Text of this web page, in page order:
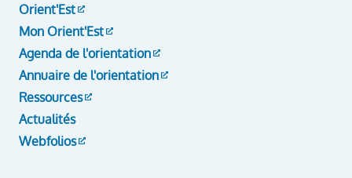
Orient'Est
Mon Orient'Est
Agenda de l'orientation
Annuaire de l'orientation
Ressources
Actualités
Webfolios